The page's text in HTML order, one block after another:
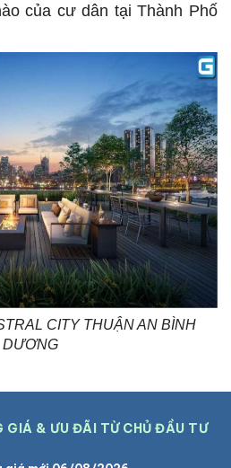
của cư dân tại Thành Phố
CITY THUẬN AN BÌNH
DƯƠNG
GIÁ & ƯU ĐÃI TỪ CHỦ ĐẦU TƯ